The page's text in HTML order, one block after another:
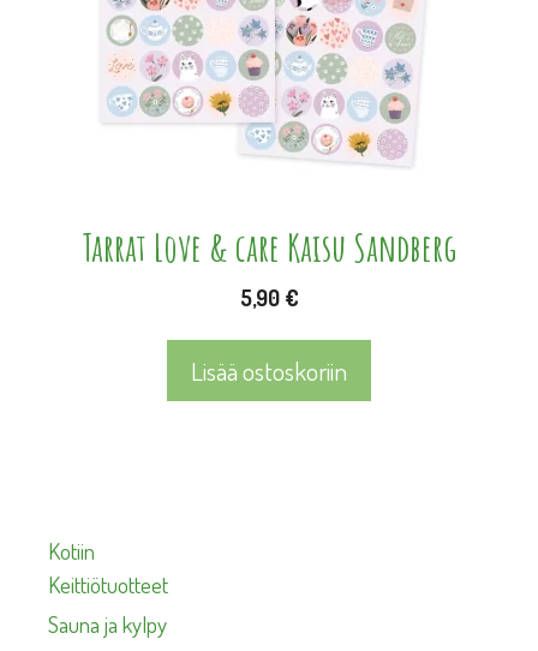
Tarrat Love & care Kaisu Sandberg
5,90 €
Lisää ostoskoriin
Kotiin
Keittiötuotteet
Sauna ja kylpy